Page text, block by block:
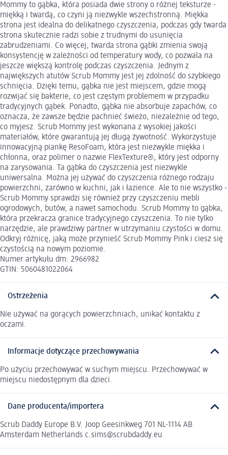
Mommy to gąbka, która posiada dwie strony o różnej teksturze -
miękką i twardą, co czyni ją niezwykle wszechstronną. Miękka
strona jest idealna do delikatnego czyszczenia, podczas gdy twarda
strona skutecznie radzi sobie z trudnymi do usunięcia
zabrudzeniami. Co więcej, twarda strona gąbki zmienia swoją
konsystencję w zależności od temperatury wody, co pozwala na
jeszcze większą kontrolę podczas czyszczenia. Jednym z
największych atutów Scrub Mommy jest jej zdolność do szybkiego
schnięcia. Dzięki temu, gąbka nie jest miejscem, gdzie mogą
rozwijać się bakterie, co jest częstym problemem w przypadku
tradycyjnych gąbek. Ponadto, gąbka nie absorbuje zapachów, co
oznacza, że zawsze będzie pachnieć świeżo, niezależnie od tego,
co myjesz. Scrub Mommy jest wykonana z wysokiej jakości
materiałów, które gwarantują jej długą żywotność. Wykorzystuje
innowacyjną piankę ResoFoam, która jest niezwykle miękka i
chłonna, oraz polimer o nazwie FlexTexture®, który jest odporny
na zarysowania. Ta gąbka do czyszczenia jest niezwykle
uniwersalna. Można jej używać do czyszczenia różnego rodzaju
powierzchni, zarówno w kuchni, jak i łazience. Ale to nie wszystko -
Scrub Mommy sprawdzi się również przy czyszczeniu mebli
ogrodowych, butów, a nawet samochodu. Scrub Mommy to gąbka,
która przekracza granice tradycyjnego czyszczenia. To nie tylko
narzędzie, ale prawdziwy partner w utrzymaniu czystości w domu.
Odkryj różnicę, jaką może przynieść Scrub Mommy Pink i ciesz się
czystością na nowym poziomie.
Numer artykułu dm: 2966982
GTIN: 5060481022064
Ostrzeżenia
Nie używać na gorących powierzchniach, unikać kontaktu z
oczami.
Informacje dotyczące przechowywania
Po użyciu przechowywać w suchym miejscu. Przechowywać w
miejscu niedostępnym dla dzieci.
Dane producenta/importera
Scrub Daddy Europe B.V. Joop Geesinkweg 701 NL-1114 AB
Amsterdam Netherlands c.sims@scrubdaddy.eu